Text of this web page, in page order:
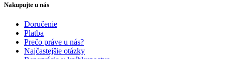
Nakupujte u nás
Doručenie
Platba
Prečo práve u nás?
Najčastejšie otázky